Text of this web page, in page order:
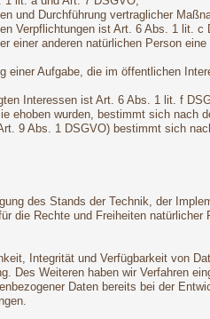
und Durchführung vertraglicher
Verpflichtungen ist Art. 6 Abs. 1 lit. c
einer anderen natürlichen Person
einer Aufgabe, die im öffentlichen
Interessen ist Art. 6 Abs. 1 lit. f
ehoben wurden, bestimmt sich nach
9 Abs. 1 DSGVO) bestimmt sich
des Stands der Technik, der
die Rechte und Freiheiten
Integrität und Verfügbarkeit von
Des Weiteren haben wir Verfahren
Daten bereits bei der